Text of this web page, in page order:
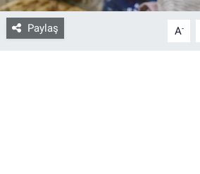
Paylaş A-
Gözden Kaçmasın